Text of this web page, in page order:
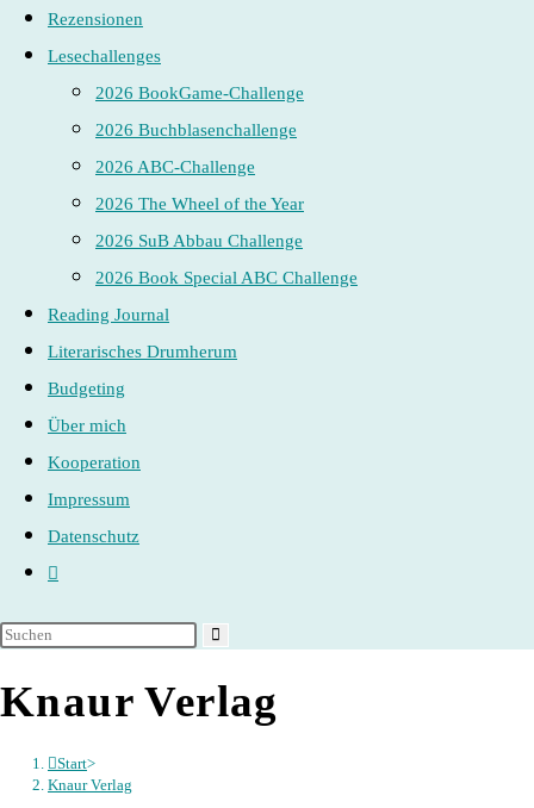
Rezensionen
Lesechallenges
2026 BookGame-Challenge
2026 Buchblasenchallenge
2026 ABC-Challenge
2026 The Wheel of the Year
2026 SuB Abbau Challenge
2026 Book Special ABC Challenge
Reading Journal
Literarisches Drumherum
Budgeting
Über mich
Kooperation
Impressum
Datenschutz
Website-
umschalten
Knaur Verlag
Start>
Knaur Verlag